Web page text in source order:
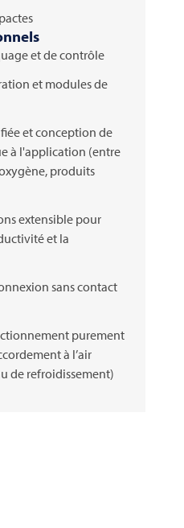
et de contrôle
et modules de
et conception de
à l'application (entre
produits
extensible pour
et la
sans contact
purement
à l’air
de refroidissement)